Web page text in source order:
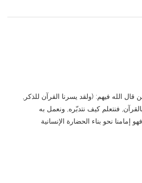
قال الله فيهم: (ولقد يسرنا القرآن للذكر,
فنتعلم كيف نتدبّره, ونعمل به
إمامنا نحو بناء الحضارة الإنسانية